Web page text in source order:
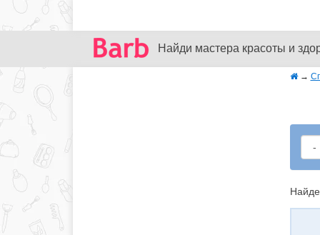
Найди мастера красоты и
→